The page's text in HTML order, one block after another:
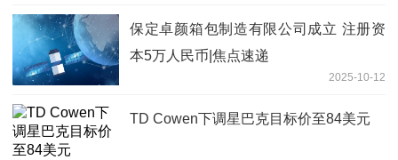
保定卓颜箱包制造有限公司成立 注册资
本5万人民币|焦点速递
2025-10-12
TD Cowen下调星巴克目标价至84美元